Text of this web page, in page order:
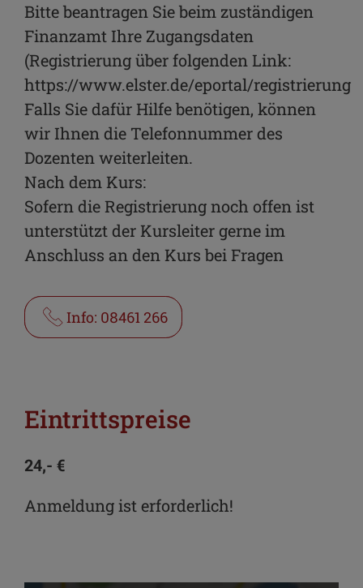
Bitte beantragen Sie beim zuständigen
Finanzamt Ihre Zugangsdaten
(Registrierung über folgenden Link:
https://www.elster.de/eportal/registrierung
Falls Sie dafür Hilfe benötigen, können
wir Ihnen die Telefonnummer des
Dozenten weiterleiten.
Nach dem Kurs:
Sofern die Registrierung noch offen ist
unterstützt der Kursleiter gerne im
Anschluss an den Kurs bei Fragen
Info: 08461 266
Eintrittspreise
24,- €
Anmeldung ist erforderlich!